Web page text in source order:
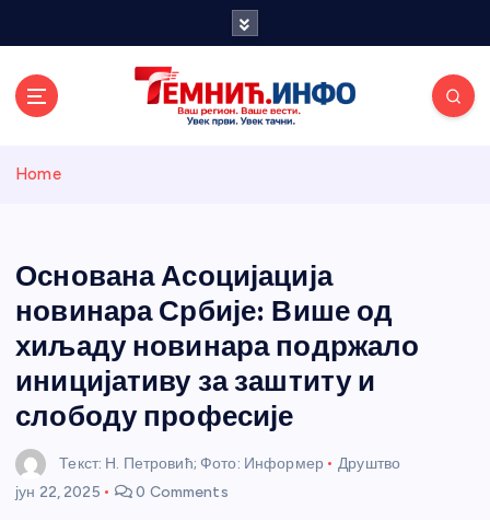
и портал
Home
Основана Асоцијација
новинара Србије: Више од
хиљаду новинара подржало
иницијативу за заштиту и
слободу професије
Текст: Н. Петровић; Фото: Информер
Друштво
јун 22, 2025
0 Comments